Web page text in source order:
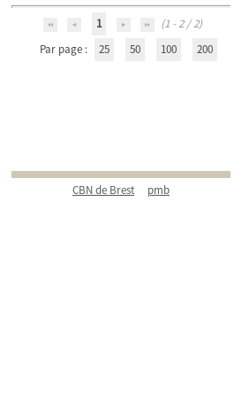
1
(1 - 2 / 2)
Par page :
25 50 100 200
CBN de Brest pmb